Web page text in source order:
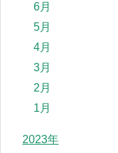
6月
5月
4月
3月
2月
1月
2023年